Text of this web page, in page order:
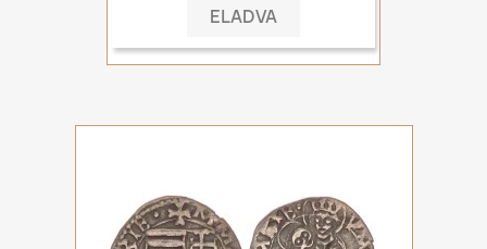
ELADVA